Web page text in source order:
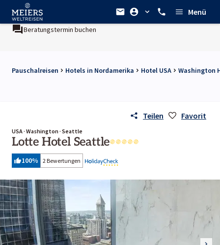
Menü
Beratungstermin buchen
Pauschalreisen Hotels in Nordamerika Hotel USA Washington
Teilen Favorit
USA · Washington · Seattle
Lotte Hotel Seattle
100% 2 Bewertungen